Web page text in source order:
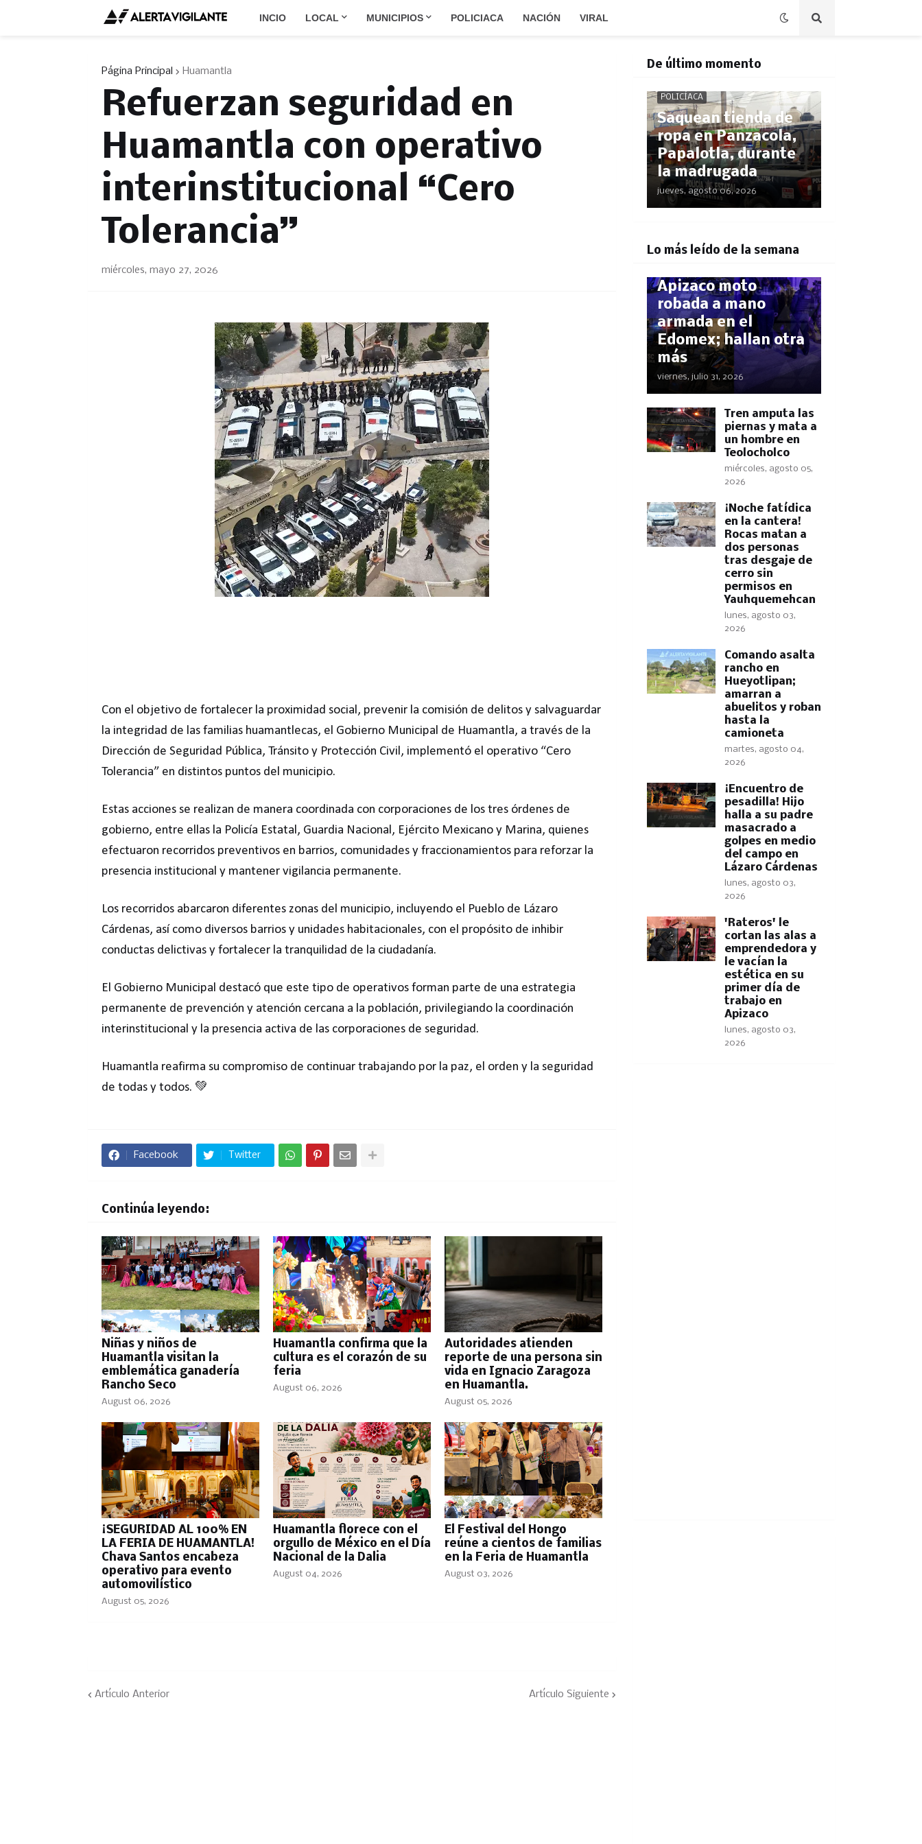
INCIO LOCAL MUNICIPIOS POLICIACA NACIÓN VIRAL
Página Principal Huamantla
Refuerzan seguridad en
Huamantla con operativo
interinstitucional “Cero
Tolerancia”
miércoles, mayo 27, 2026
Con el objetivo de fortalecer la proximidad social, prevenir la comisión de delitos y salvaguardar
la integridad de las familias huamantlecas, el Gobierno Municipal de Huamantla, a través de la
Dirección de Seguridad Pública, Tránsito y Protección Civil, implementó el operativo “Cero
Tolerancia” en distintos puntos del municipio.
Estas acciones se realizan de manera coordinada con corporaciones de los tres órdenes de
gobierno, entre ellas la Policía Estatal, Guardia Nacional, Ejército Mexicano y Marina, quienes
efectuaron recorridos preventivos en barrios, comunidades y fraccionamientos para reforzar la
presencia institucional y mantener vigilancia permanente.
Los recorridos abarcaron diferentes zonas del municipio, incluyendo el Pueblo de Lázaro
Cárdenas, así como diversos barrios y unidades habitacionales, con el propósito de inhibir
conductas delictivas y fortalecer la tranquilidad de la ciudadanía.
El Gobierno Municipal destacó que este tipo de operativos forman parte de una estrategia
permanente de prevención y atención cercana a la población, privilegiando la coordinación
interinstitucional y la presencia activa de las corporaciones de seguridad.
Huamantla reafirma su compromiso de continuar trabajando por la paz, el orden y la seguridad
de todas y todos. 💚
Facebook Twitter
Continúa leyendo:
Niñas y niños de
Huamantla visitan la
emblemática ganadería
Rancho Seco
August 06, 2026
Huamantla confirma que la
cultura es el corazón de su
feria
August 06, 2026
Autoridades atienden
reporte de una persona sin
vida en Ignacio Zaragoza
en Huamantla.
August 05, 2026
¡SEGURIDAD AL 100% EN
LA FERIA DE HUAMANTLA!
Chava Santos encabeza
operativo para evento
automovilístico
August 05, 2026
Huamantla florece con el
orgullo de México en el Día
Nacional de la Dalia
August 04, 2026
El Festival del Hongo
reúne a cientos de familias
en la Feria de Huamantla
August 03, 2026
Artículo Anterior Artículo Siguiente
De último momento
POLICÍACA
Saquean tienda de
ropa en Panzacola,
Papalotla, durante
la madrugada
jueves, agosto 06, 2026
Lo más leído de la semana
¡El GPS los delató!
Apizaco moto
robada a mano
armada en el
Edomex; hallan otra
más
viernes, julio 31, 2026
Tren amputa las
piernas y mata a
un hombre en
Teolocholco
miércoles, agosto 05,
2026
​¡Noche fatídica
en la cantera!
Rocas matan a
dos personas
tras desgaje de
cerro sin
permisos en
Yauhquemehcan
lunes, agosto 03,
2026
Comando asalta
rancho en
Hueyotlipan;
amarran a
abuelitos y roban
hasta la
camioneta
martes, agosto 04,
2026
​¡Encuentro de
pesadilla! Hijo
halla a su padre
masacrado a
golpes en medio
del campo en
Lázaro Cárdenas
lunes, agosto 03,
2026
'Rateros' le
cortan las alas a
emprendedora y
le vacían la
estética en su
primer día de
trabajo en
Apizaco
lunes, agosto 03,
2026